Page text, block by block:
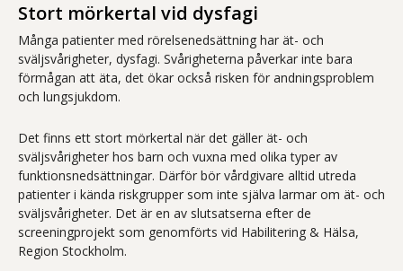
Stort mörkertal vid dysfagi
Många patienter med rörelsenedsättning har ät-­ och
sväljsvårigheter, dysfagi. Svårigheterna påverkar inte bara
förmågan att äta, det ökar också risken för andningsproblem
och lungsjukdom.
Det finns ett stort mörkertal när det gäller ät­- och
sväljsvårigheter hos barn och vuxna med olika typer av
funktionsnedsättningar. Därför bör vårdgivare alltid utreda
patienter i kända riskgrupper som inte själva larmar om ät- och
sväljsvårigheter. Det är en av slutsatserna efter de
screeningprojekt som genomförts vid Habilitering & Hälsa,
Region Stockholm.